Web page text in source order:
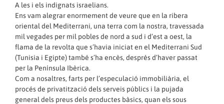
A les i els indignats israelians.
Ens vam alegrar enormement de veure que en la ribera
oriental del Mediterrani, una terra com la nostra, travessada
mil vegades per mil pobles de nord a sud i d’est a oest, la
flama de la revolta que s’havia iniciat en el Mediterrani Sud
(Tunisia i Egipte) també s’ha encès, després d’haver passat
per la Península Ibèrica.
Com a nosaltres, farts per l’especulació immobiliària, el
procés de privatització dels serveis públics i la pujada
general dels preus dels productes bàsics, quan els sous